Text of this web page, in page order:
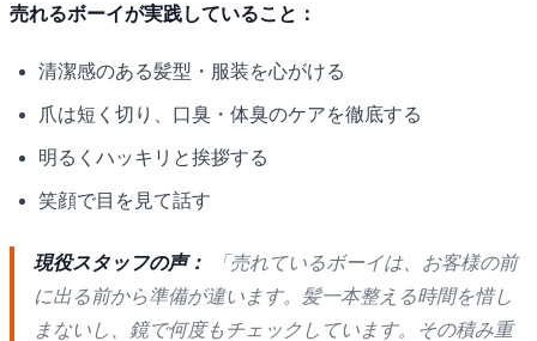
売れるボーイが実践していること：
清潔感のある髪型・服装を心がける
爪は短く切り、口臭・体臭のケアを徹底する
明るくハッキリと挨拶する
笑顔で目を見て話す
現役スタッフの声：
「売れているボーイは、お客様の前
に出る前から準備が違います。髪一本整える時間を惜し
まないし、鏡で何度もチェックしています。その積み重